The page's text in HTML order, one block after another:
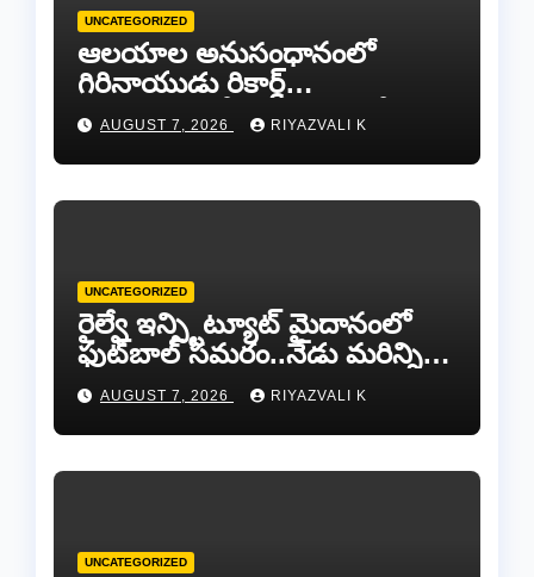
UNCATEGORIZED
ఆలయాల అనుసంధానంలో
గిరినాయుడు రికార్డ్
దారినేర్పరి..రోడ్డు నిర్మాణంతో పాటు
గోవుల సంరక్షణకు ప్రాణప్రతిష్ఠ!..
AUGUST 7, 2026 RIYAZVALI K
UNCATEGORIZED
రైల్వే ఇన్స్టిట్యూట్ మైదానంలో
ఫుట్‌బాల్ సమరం..నేడు మరిన్ని
జట్లు సిద్ధం!.
AUGUST 7, 2026 RIYAZVALI K
UNCATEGORIZED